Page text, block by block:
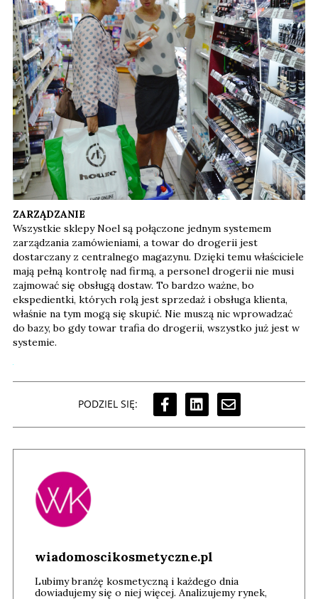
ZARZĄDZANIE
Wszystkie sklepy Noel są połączone jednym systemem
zarządzania zamówieniami, a towar do drogerii jest
dostarczany z centralnego magazynu. Dzięki temu właściciele
mają pełną kontrolę nad firmą, a personel drogerii nie musi
zajmować się obsługą dostaw. To bardzo ważne, bo
ekspedientki, których rolą jest sprzedaż i obsługa klienta,
właśnie na tym mogą się skupić. Nie muszą nic wprowadzać
do bazy, bo gdy towar trafia do drogerii, wszystko już jest w
systemie.
PODZIEL SIĘ:
wiadomoscikosmetyczne.pl
Lubimy branżę kosmetyczną i każdego dnia
dowiadujemy się o niej więcej. Analizujemy rynek,